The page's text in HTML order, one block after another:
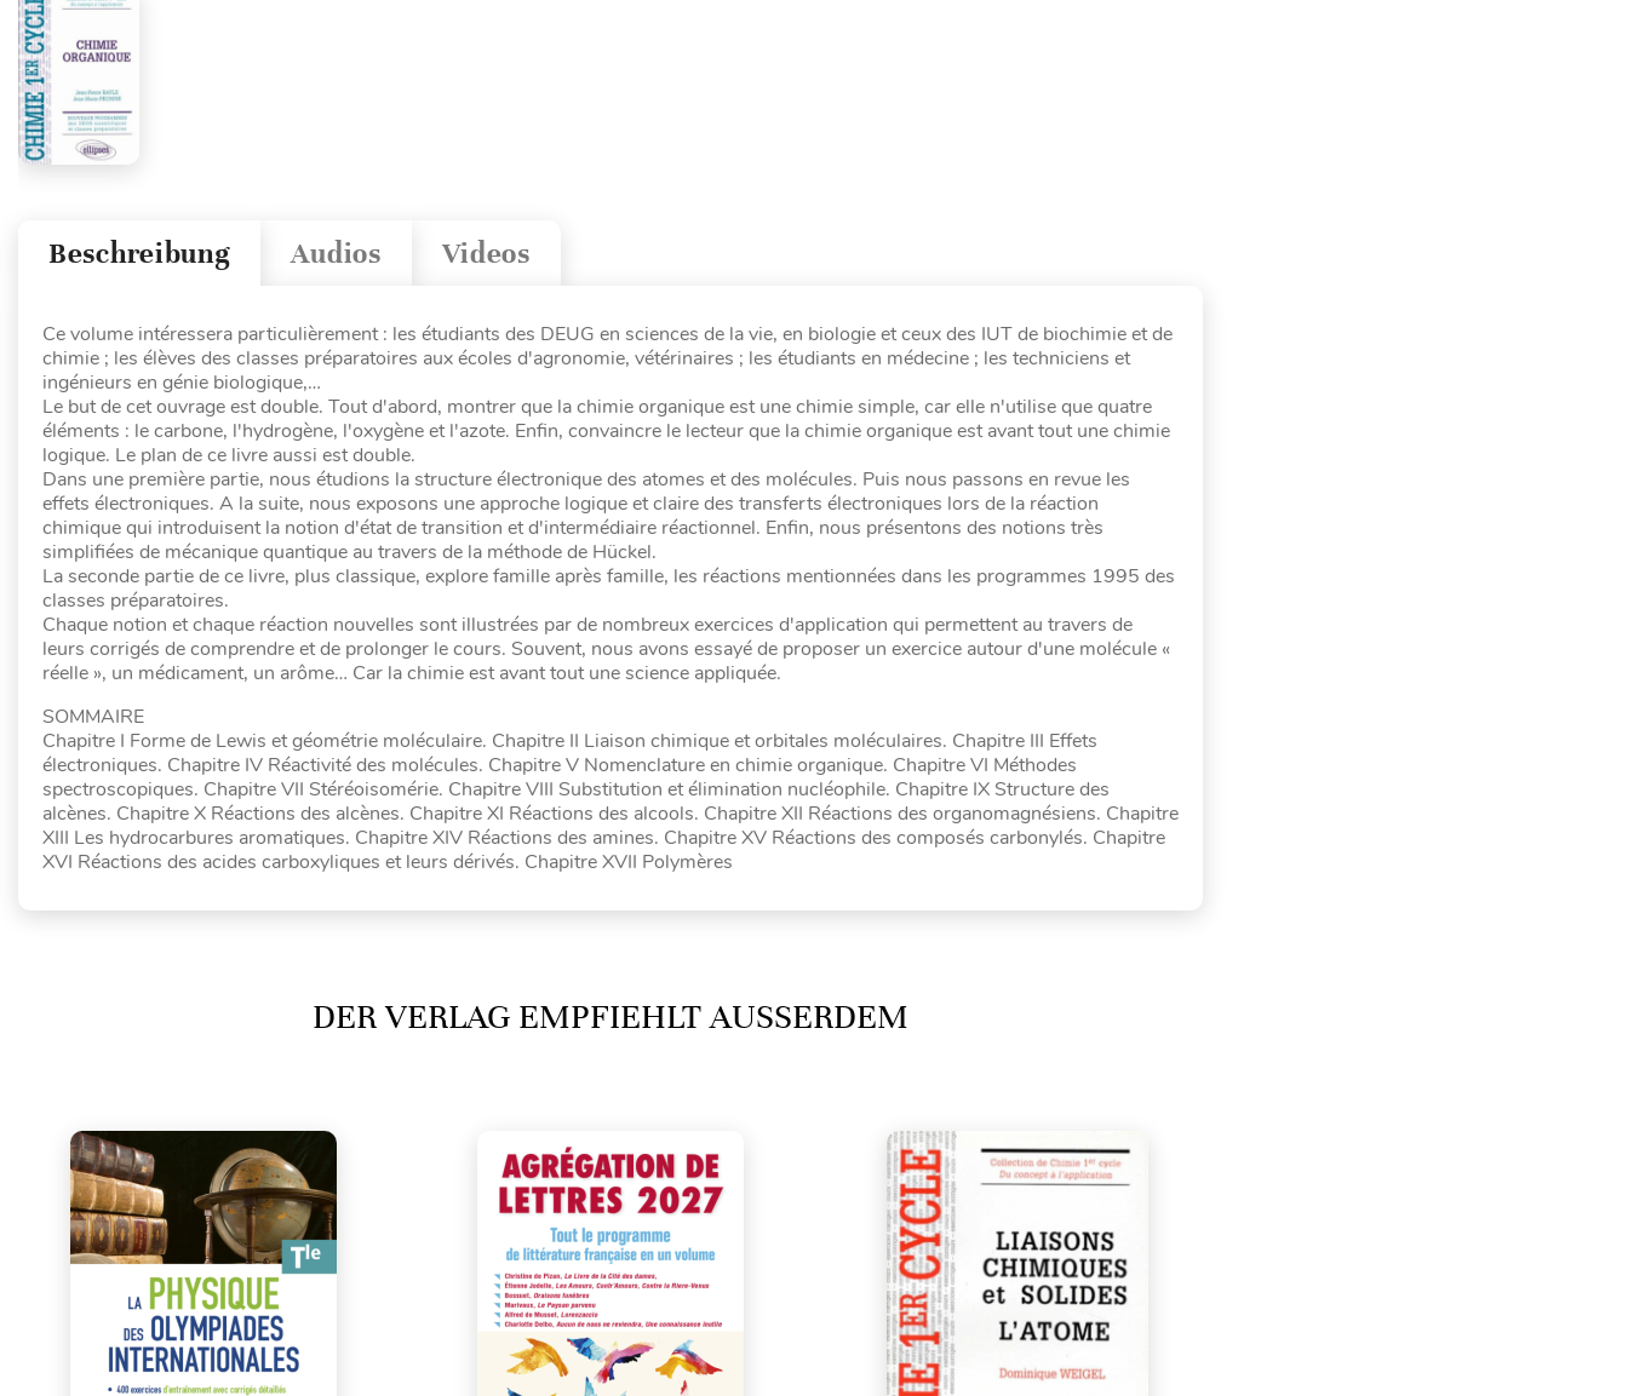
Videos
Audios
Beschreibung
Ce volume intéressera particulièrement : les étudiants des DEUG en sciences de la vie, en biologie et ceux des IUT de biochimie et de
chimie ; les élèves des classes préparatoires aux écoles d'agronomie, vétérinaires ; les étudiants en médecine ; les techniciens et
ingénieurs en génie biologique,…
Le but de cet ouvrage est double. Tout d'abord, montrer que la chimie organique est une chimie simple, car elle n'utilise que quatre
éléments : le carbone, l'hydrogène, l'oxygène et l'azote. Enfin, convaincre le lecteur que la chimie organique est avant tout une chimie
logique. Le plan de ce livre aussi est double.
Dans une première partie, nous étudions la structure électronique des atomes et des molécules. Puis nous passons en revue les
effets électroniques. A la suite, nous exposons une approche logique et claire des transferts électroniques lors de la réaction
chimique qui introduisent la notion d'état de transition et d'intermédiaire réactionnel. Enfin, nous présentons des notions très
simplifiées de mécanique quantique au travers de la méthode de Hückel.
La seconde partie de ce livre, plus classique, explore famille après famille, les réactions mentionnées dans les programmes 1995 des
classes préparatoires.
Chaque notion et chaque réaction nouvelles sont illustrées par de nombreux exercices d'application qui permettent au travers de
leurs corrigés de comprendre et de prolonger le cours. Souvent, nous avons essayé de proposer un exercice autour d'une molécule «
réelle », un médicament, un arôme… Car la chimie est avant tout une science appliquée.
SOMMAIRE
Chapitre I Forme de Lewis et géométrie moléculaire. Chapitre II Liaison chimique et orbitales moléculaires. Chapitre III Effets
électroniques. Chapitre IV Réactivité des molécules. Chapitre V Nomenclature en chimie organique. Chapitre VI Méthodes
spectroscopiques. Chapitre VII Stéréoisomérie. Chapitre VIII Substitution et élimination nucléophile. Chapitre IX Structure des
alcènes. Chapitre X Réactions des alcènes. Chapitre XI Réactions des alcools. Chapitre XII Réactions des organomagnésiens. Chapitre
XIII Les hydrocarbures aromatiques. Chapitre XIV Réactions des amines. Chapitre XV Réactions des composés carbonylés. Chapitre
XVI Réactions des acides carboxyliques et leurs dérivés. Chapitre XVII Polymères
DER VERLAG EMPFIEHLT AUSSERDEM